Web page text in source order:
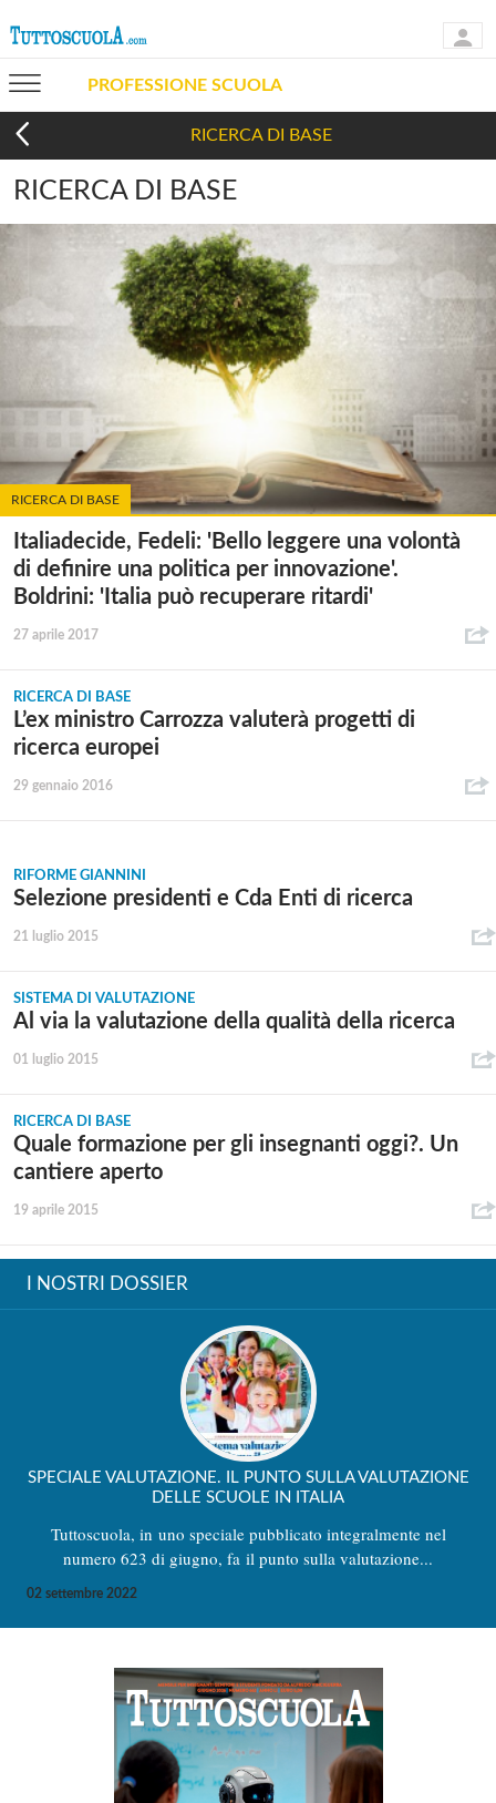
PROFESSIONE SCUOLA
RICERCA DI BASE
RICERCA DI BASE
RICERCA DI BASE
Italiadecide, Fedeli: 'Bello leggere una volontà
di definire una politica per innovazione'.
Boldrini: 'Italia può recuperare ritardi'
27 aprile 2017
RICERCA DI BASE
L’ex ministro Carrozza valuterà progetti di
ricerca europei
29 gennaio 2016
RIFORME GIANNINI
Selezione presidenti e Cda Enti di ricerca
21 luglio 2015
SISTEMA DI VALUTAZIONE
Al via la valutazione della qualità della ricerca
01 luglio 2015
RICERCA DI BASE
Quale formazione per gli insegnanti oggi?. Un
cantiere aperto
19 aprile 2015
I NOSTRI DOSSIER
SPECIALE VALUTAZIONE. IL PUNTO SULLA VALUTAZIONE
DELLE SCUOLE IN ITALIA
Tuttoscuola, in uno speciale pubblicato integralmente nel
numero 623 di giugno, fa il punto sulla valutazione...
02 settembre 2022